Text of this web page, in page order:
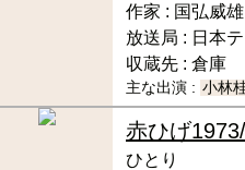
作家 : 国弘威雄
放送局 : 日本
収蔵先 : 倉庫
主な出演 : 小林
赤ひげ
ひとり